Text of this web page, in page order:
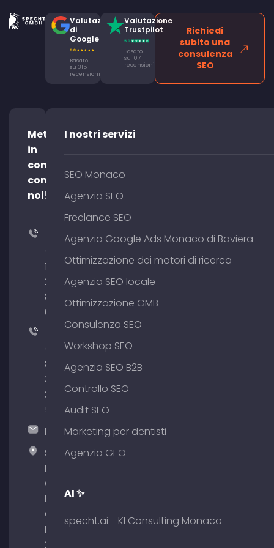
Valutazione
di
Google
Basato
su 315
recensioni
Valutazione
Trustpilot
Basato
su 107
recensioni
Richiedi
subito una
consulenza
SEO
Mettetevi
in
contatto
con
noi!
+49
176
204
801
64
+49
89
380
375
hallo@timospecht.de
Specht
Marketing
GmbH –
Palais am
Obelisk
Briennerstr.
29 80333
I nostri servizi
SEO Monaco
Agenzia SEO
Freelance SEO
Agenzia Google Ads Monaco di Baviera
Ottimizzazione dei motori di ricerca
Agenzia SEO locale
Ottimizzazione GMB
Consulenza SEO
Workshop SEO
Agenzia SEO B2B
Controllo SEO
Audit SEO
Marketing per dentisti
Agenzia GEO
AI ✨
specht.ai - KI Consulting Monaco